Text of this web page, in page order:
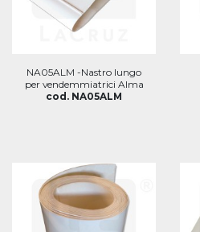
NA05ALM -Nastro lungo
per vendemmiatrici Alma
cod. NA05ALM